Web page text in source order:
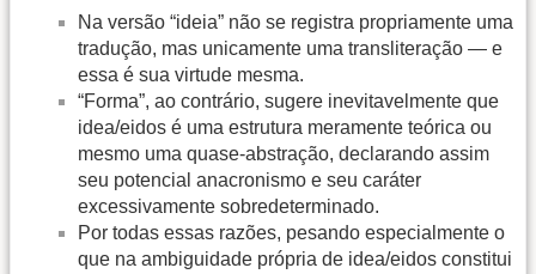
Na versão “ideia” não se registra propriamente uma
tradução, mas unicamente uma transliteração — e
essa é sua virtude mesma.
“Forma”, ao contrário, sugere inevitavelmente que
idea/eidos é uma estrutura meramente teórica ou
mesmo uma quase-abstração, declarando assim
seu potencial anacronismo e seu caráter
excessivamente sobredeterminado.
Por todas essas razões, pesando especialmente o
que na ambiguidade própria de idea/eidos constitui